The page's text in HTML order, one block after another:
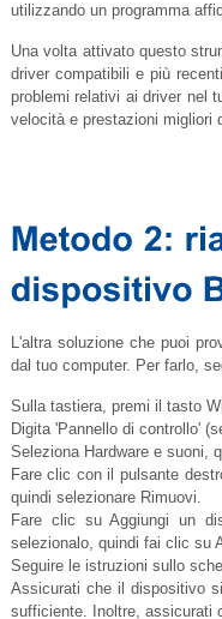
utilizzando un programma
Una volta attivato questo
driver compatibili e più
problemi relativi ai driver nel
velocità e prestazioni migliori
L'altra soluzione che puoi
dal tuo computer. Per farlo,
Sulla tastiera, premi il tasto
Digita 'Pannello di controllo'
Seleziona Hardware e suoni,
Fare clic con il pulsante
quindi selezionare Rimuovi.
Fare clic su Aggiungi un
selezionalo, quindi fai clic su
Seguire le istruzioni sullo
Assicurati che il dispositivo
sufficiente. Inoltre, assicurati